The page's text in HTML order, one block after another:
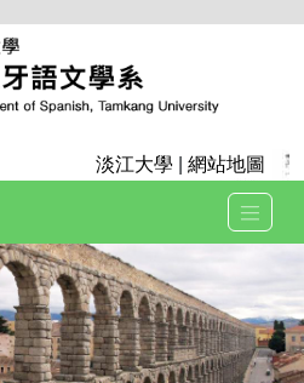
淡江大學 網站地圖